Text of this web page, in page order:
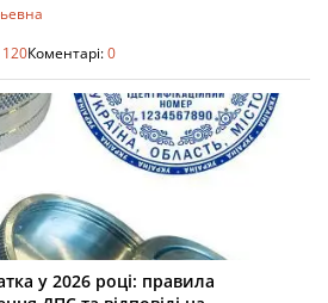
120Коментарі:0
у 2026 році: правила